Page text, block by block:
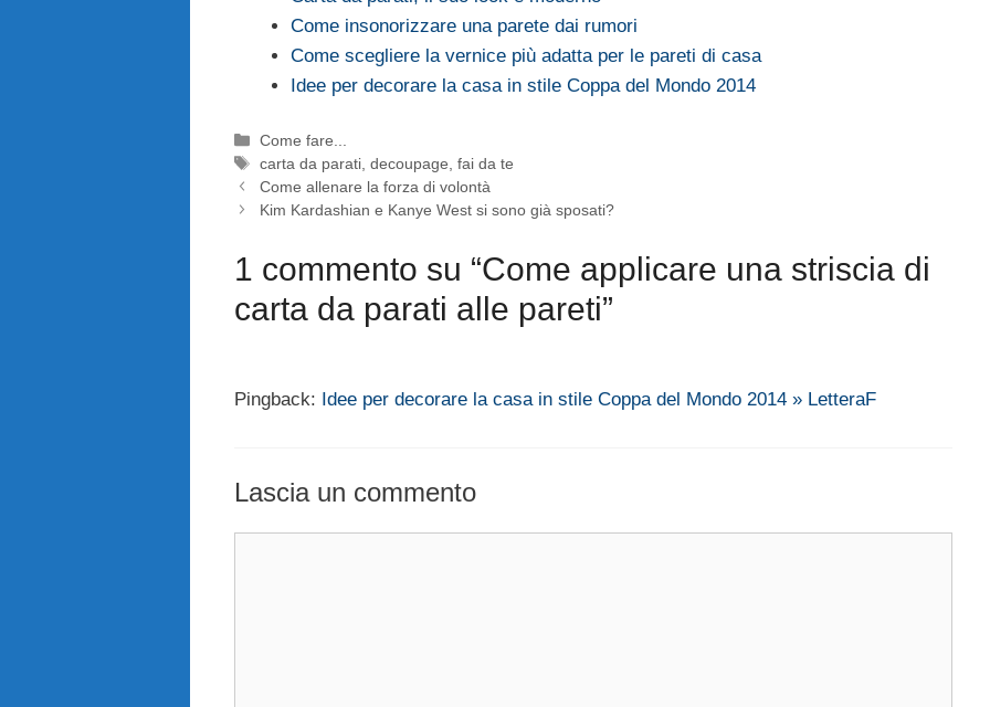
Come insonorizzare una parete dai rumori
Come scegliere la vernice più adatta per le pareti di casa
Idee per decorare la casa in stile Coppa del Mondo 2014
Categorie
Come fare...
Tag
carta da parati ,decoupage ,fai da te
Come allenare la forza di volontà
Kim Kardashian e Kanye West si sono già sposati?
1 commento su “Come applicare una striscia di
carta da parati alle pareti”
Pingback: Idee per decorare la casa in stile Coppa del Mondo 2014 » LetteraF
Lascia un commento